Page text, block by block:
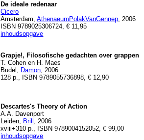
De ideale redenaar
Cicero
Amsterdam,AthenaeumPolakVanGennep, 2006
ISBN 9789025306724, € 11,95
inhoudsopgave
Grapje!, Filosofische gedachten over grappen
T. Cohen en H. Maes
Budel , Damon, 2006
128 p., ISBN 9789055736898, € 12,90
Descartes's Theory of Action
A.A. Davenport
Leiden, Brill , 2006
xviii+310 p., ISBN 9789004152052, € 99,00
inhoudsopgave